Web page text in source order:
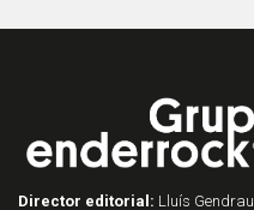
Director editorial: Lluís Gendrau